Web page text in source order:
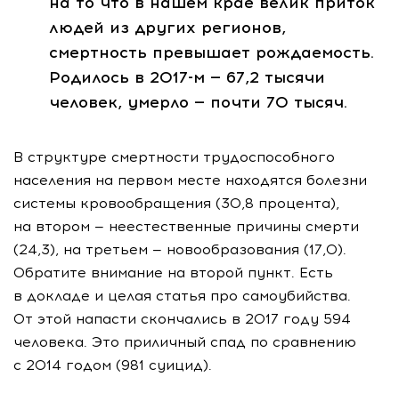
людей из других регионов,
смертность превышает рождаемость.
Родилось в 2017-м — 67,2 тысячи
человек, умерло — почти 70 тысяч.
В структуре смертности трудоспособного
населения на первом месте находятся болезни
системы кровообращения (30,8 процента),
на втором — неестественные причины смерти
(24,3), на третьем — новообразования (17,0).
Обратите внимание на второй пункт. Есть
в докладе и целая статья про самоубийства.
От этой напасти скончались в 2017 году 594
человека. Это приличный спад по сравнению
с 2014 годом (981 суицид).